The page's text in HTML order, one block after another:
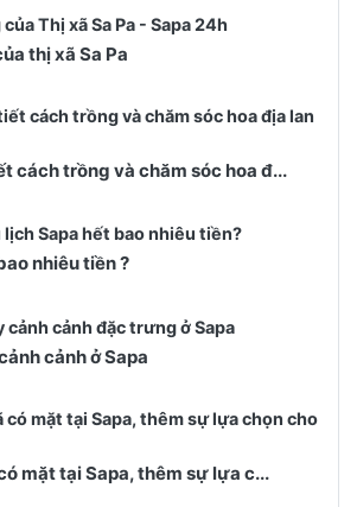
thị xã Sa Pa
cách trồng và chăm sóc hoa đ...
nhiêu tiền ?
cảnh ở Sapa
mặt tại Sapa, thêm sự lựa c...